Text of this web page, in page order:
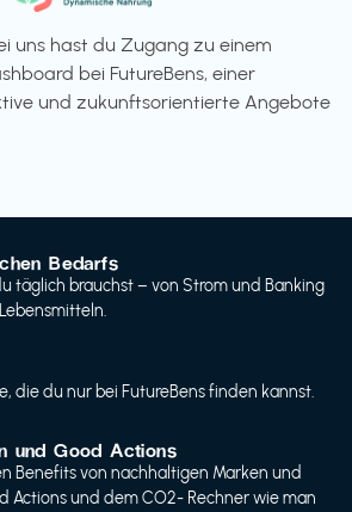
uns hast du Zugang zu einem
bei FutureBens, einer
und zukunftsorientierte Angebote
Bedarfs
täglich brauchst – von Strom und Banking
die du nur bei FutureBens finden kannst.
und Good Actions
Benefits von nachhaltigen Marken und
Actions und dem CO2- Rechner wie man